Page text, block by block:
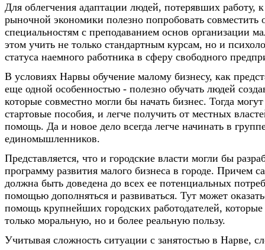
Для облегчения адаптации людей, потерявших работу,
рыночной экономики полезно попробовать совместить
специальностям с преподаванием основ организации
этом учить не только стандартным курсам, но и
статуса наемного работника в сферу свободного
В условиях Нарвы обучение малому бизнесу, как
еще одной особенностью - полезно обучать людей
которые совместно могли бы начать бизнес. Тогда
стартовые пособия, и легче получить от местных
помощь. Да и новое дело всегда легче начинать в
единомышленников.
Представляется, что и городские власти могли бы
программу развития малого бизнеса в городе. Причем
должна быть доведена до всех ее потенциальных
помощью дополняться и развиваться. Тут может
помощь крупнейших городских работодателей,
только моральную, но и более реальную пользу.
Учитывая сложность ситуации с занятостью в Нарве,